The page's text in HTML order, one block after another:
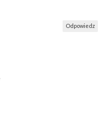
Odpowiedz